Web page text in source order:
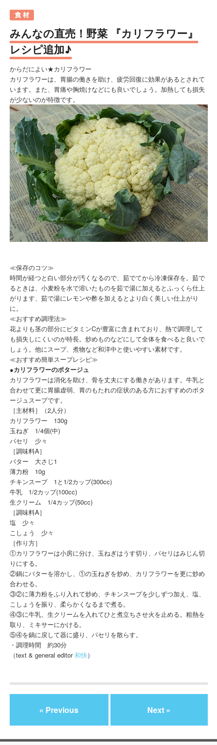
みんなの直売！野菜 『カリフラワー』
レシピ追加♪
からだによい★カリフラワー
カリフラワーは、胃腸の働きを助け、疲労回復に効果があるとされて
います。また、胃痛や胸焼けなどにも良いでしょう。加熱しても損失
が少ないのが特徴です。
≪保存のコツ≫
時間が経つと白い部分が汚くなるので、茹でてから冷凍保存を。茹で
るときは、小麦粉を水で溶いたものを茹で湯に加えるとふっくら仕上
がります、茹で湯にレモンや酢を加えるとより白く美しい仕上がり
に。
≪おすすめ調理法≫
花よりも茎の部分にビタミンCが豊富に含まれており、熱で調理して
も損失しにくいのが特長。炒めものなどにして全体を食べると良いで
しょう。他にスープ、煮物など和洋中と使いやすい素材です。
≪おすすめ簡単スープレシピ≫
●カリフラワーのポタージュ
カリフラワーは消化を助け、骨を丈夫にする働きがあります。牛乳と
合わせて更に胃腸虚弱、胃のもたれの症状のある方におすすめのポタ
ージュスープです。
［主材料］（2人分）
カリフラワー 130g
玉ねぎ 1/4個(中)
パセリ 少々
［調味料A］
バター 大さじ1
薄力粉 10g
チキンスープ 1と1/2カップ(300cc)
牛乳 1/2カップ(100cc)
生クリーム 1/4カップ(50cc)
［調味料A］
塩 少々
こしょう 少々
［作り方］
①カリフラワーは小房に分け、玉ねぎはうす切り、パセリはみじん切
りにする。
②鍋にバターを溶かし、①の玉ねぎを炒め、カリフラワーを更に炒め
合わせる。
③②に薄力粉をふり入れて炒め、チキンスープを少しずつ加え、塩、
こしょうを振り、柔らかくなるまで煮る。
④③に牛乳、生クリームを入れてひと煮立ちさせ火を止める。粗熱を
取り、ミキサーにかける。
⑤④を鍋に戻して器に盛り、パセリを散らす。
・調理時間 約30分
（text & general editor和快）
« Previous Next »